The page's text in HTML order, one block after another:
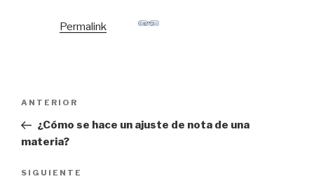
Permalink
ANTERIOR
¿Cómo se hace un ajuste de nota de una
materia?
SIGUIENTE